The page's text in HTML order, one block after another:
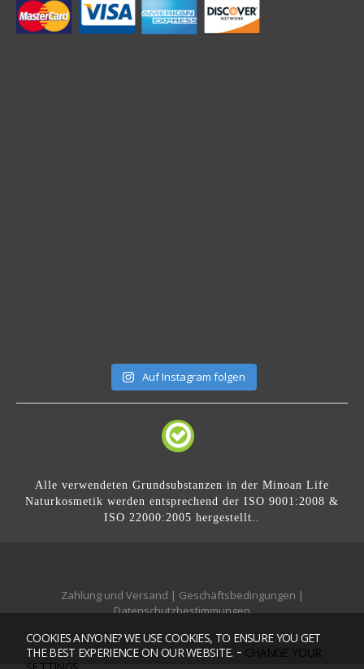
COOKIES ANYONE? WE USE COOKIES, TO ENSURE YOU GET
THE BEST EXPERIENCE ON OUR WEBSITE. - CHANGE YOUR
Auf Instagram folgen
Alle verwendeten Grundsubstanzen in der Minoan Life
Naturkosmetik werden entsprechend der ISO 9001:2008 &
ISO 22000:2005 hergestellt..
Zahlung und Versand | Geschäftsbedingungen |
Datenschutzbestimmungen
Mobile version:Enabled